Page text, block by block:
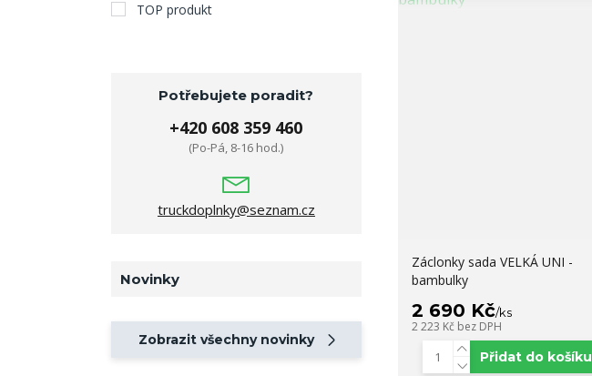
Záclonky sada VELKÁ UNI -
bambulky
2 690 Kč/ks
2 223 Kč bez DPH
Přidat do košíku
TOP produkt
Potřebujete poradit?
+420 608 359 460
(Po-Pá, 8-16 hod.)
truckdoplnky@seznam.cz
Novinky
Zobrazit všechny novinky